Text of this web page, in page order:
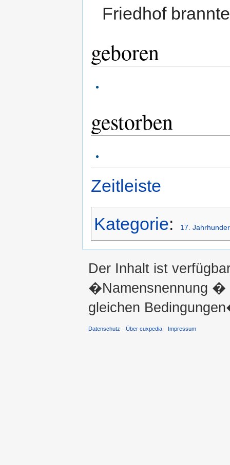
Friedhof
geboren
gestorben
Zeitleiste
Kategorie: 17.
Der Inhalt ist
�Namensnennung �
gleichen
Datenschutz Über cuxpedia Impressum